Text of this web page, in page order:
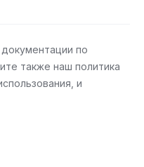
по
также наш политика
, и